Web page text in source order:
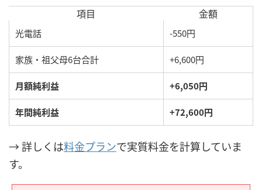
項目 金額
光電話 -550円
家族・祖父母6台合計 +6,600円
月額純利益 +6,050円
年間純利益 +72,600円
→ 詳しくは料金プランで実質料金を計算していま
す。